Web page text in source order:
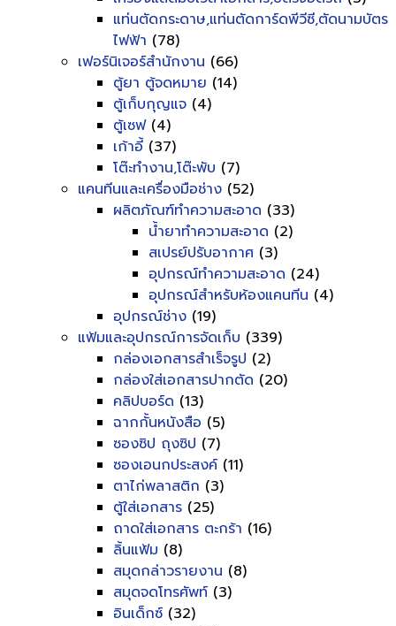
แท่นตัดกระดาษ,แท่นตัดการ์ดพีวีซี,ตัดนามบัตร
ไฟฟ้า (78)
เฟอร์นิเจอร์สำนักงาน (66)
ตู้ยา ตู้จดหมาย (14)
ตู้เก็บกุญแจ (4)
ตู้เซฟ(4)
เก้าอี้ (37)
โต๊ะทำงาน,โต๊ะพับ (7)
แคนทีนและเครื่องมือช่าง (52)
ผลิตภัณฑ์ทำความสะอาด (33)
น้ำยาทำความสะอาด (2)
สเปรย์ปรับอากาศ (3)
อุปกรณ์ทำความสะอาด (24)
อุปกรณ์สำหรับห้องแคนทีน (4)
อุปกรณ์ช่าง (19)
แฟ้มและอุปกรณ์การจัดเก็บ (339)
กล่องเอกสารสำเร็จรูป (2)
กล่องใส่เอกสารปากตัด (20)
คลิปบอร์ด (13)
ฉากกั้นหนังสือ (5)
ซองซิป ถุงซิป (7)
ซองเอนกประสงค์ (11)
ตาไก่พลาสติก (3)
ตู้ใส่เอกสาร (25)
ถาดใส่เอกสาร ตะกร้า (16)
ลิ้นแฟ้ม (8)
สมุดกล่าวรายงาน (8)
สมุดจดโทรศัพท์ (3)
อินเด็กซ์ (32)